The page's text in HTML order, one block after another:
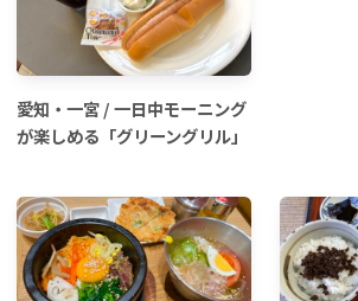
愛知・一宮 / 一日中モーニング
が楽しめる「グリーングリル」